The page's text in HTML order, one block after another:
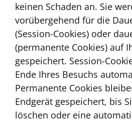
keinen Schaden an. Sie
vorübergehend für die
(Session-Cookies) oder
(permanente Cookies) auf
gespeichert. Session-
Ende Ihres Besuchs
Permanente Cookies
Endgerät gespeichert, bis
löschen oder eine